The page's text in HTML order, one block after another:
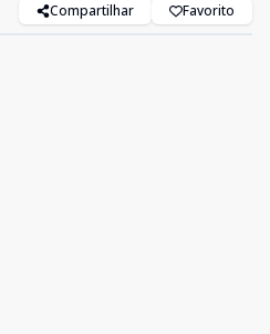
Compartilhar Favorito